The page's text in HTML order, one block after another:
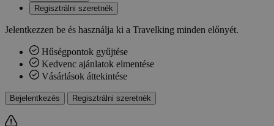
Regisztrálni szeretnék
Jelentkezzen be és használja ki a Travelking minden előnyét.
Hűségpontok gyűjtése
Kedvenc ajánlatok elmentése
Vásárlások áttekintése
Bejelentkezés Regisztrálni szeretnék